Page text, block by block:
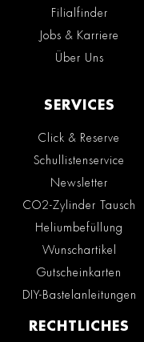
Filialfinder
Jobs & Karriere
Über Uns
SERVICES
Click & Reserve
Schullistenservice
Newsletter
CO2-Zylinder Tausch
Heliumbefüllung
Wunschartikel
Gutscheinkarten
DIY-Bastelanleitungen
RECHTLICHES